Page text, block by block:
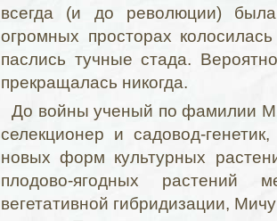
всегда (и до революции)
огромных просторах
паслись тучные стада.
прекращалась никогда.
До войны ученый по фамилии
селекционер и садовод-
новых форм культурных
плодово-ягодных растений
вегетативной гибридизации,